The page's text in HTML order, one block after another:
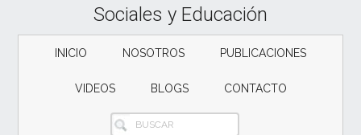
Sociales y Educación
INICIO NOSOTROS PUBLICACIONES
VIDEOS BLOGS CONTACTO
BUSCAR